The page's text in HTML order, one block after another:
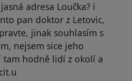
adresa Loučka? i
pan doktor z Letovic,
jinak souhlasím s
nejsem sice jeho
tam hodně lidí z okolí a